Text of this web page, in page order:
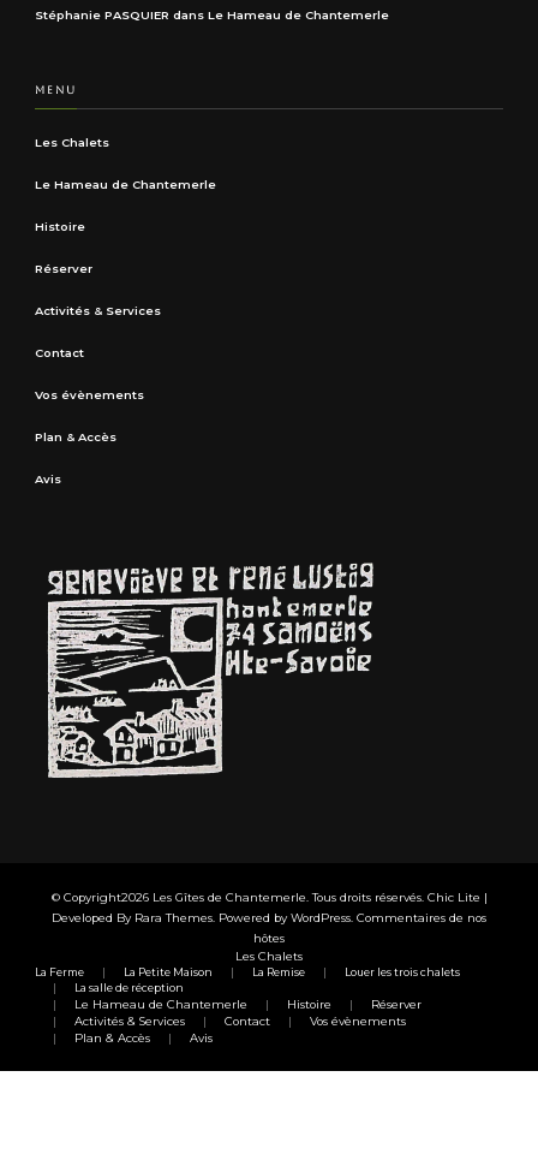
Stéphanie PASQUIER dans Le Hameau de Chantemerle
MENU
Les Chalets
Le Hameau de Chantemerle
Histoire
Réserver
Activités & Services
Contact
Vos évènements
Plan & Accès
Avis
© Copyright2026 Les Gîtes de Chantemerle . Tous droits réservés. Chic Lite |
Developed By Rara Themes . Powered by WordPress Commentaires de nos
hôtes
Les Chalets
La Ferme La Petite Maison La Remise
Louer les trois chalets
La salle de réception
Le Hameau de Chantemerle Histoire
Réserver
Activités & Services
Contact
Vos évènements
Plan & Accès
Avis